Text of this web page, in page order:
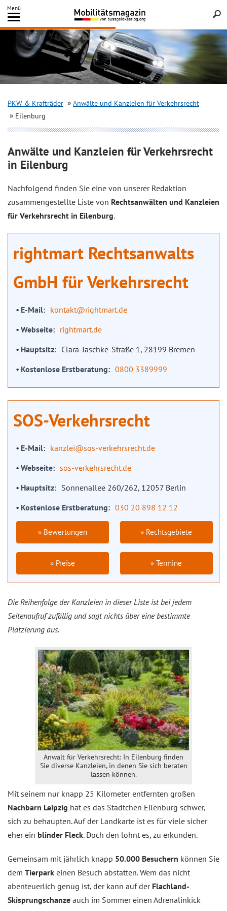
Inhalt
springen
Menü
Search
PKW & Krafträder
Anwälte und Kanzleien für Verkehrsrecht
Eilenburg
Anwälte und Kanzleien für Verkehrsrecht
in Eilenburg
Nachfolgend finden Sie eine von unserer Redaktion
zusammengestellte Liste von Rechtsanwälten und Kanzleien
für Verkehrsrecht in Eilenburg.
rightmart Rechtsanwalts
GmbH für Verkehrsrecht
E-Mail
kontakt@rightmart.de
Webseite
rightmart.de
Hauptsitz
Clara-Jaschke-Straße 1, 28199 Bremen
Kostenlose Erstberatung
0800 3389999
SOS-Verkehrsrecht
E-Mail
kanzlei@sos-verkehrsrecht.de
Webseite
sos-verkehrsrecht.de
Hauptsitz
Sonnenallee 260/262, 12057 Berlin
Kostenlose Erstberatung
030 20 898 12 12
» Bewertungen » Rechtsgebiete
» Preise » Termine
Die Reihenfolge der Kanzleien in dieser Liste ist bei jedem
Seitenaufruf zufällig und sagt nichts über eine bestimmte
Platzierung aus.
Anwalt für Verkehrsrecht: In Eilenburg finden
Sie diverse Kanzleien, in denen Sie sich beraten
lassen können.
Mit seinem nur knapp 25 Kilometer entfernten großen
Nachbarn Leipzig hat es das Städtchen Eilenburg schwer,
sich zu behaupten. Auf der Landkarte ist es für viele sicher
eher ein blinder Fleck. Doch den lohnt es, zu erkunden.
Gemeinsam mit jährlich knapp 50.000 Besuchern können Sie
dem Tierpark einen Besuch abstatten. Wem das nicht
abenteuerlich genug ist, der kann auf der Flachland-
Skisprungschanze auch im Sommer einen Adrenalinkick